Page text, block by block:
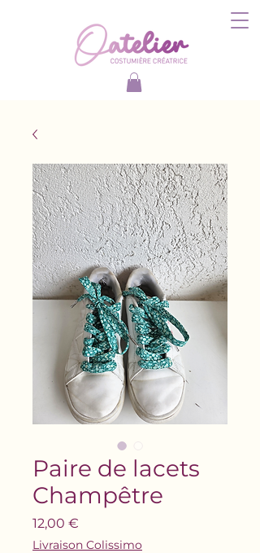
Paire de lacets
Champêtre
12,00 €
Livraison Colissimo